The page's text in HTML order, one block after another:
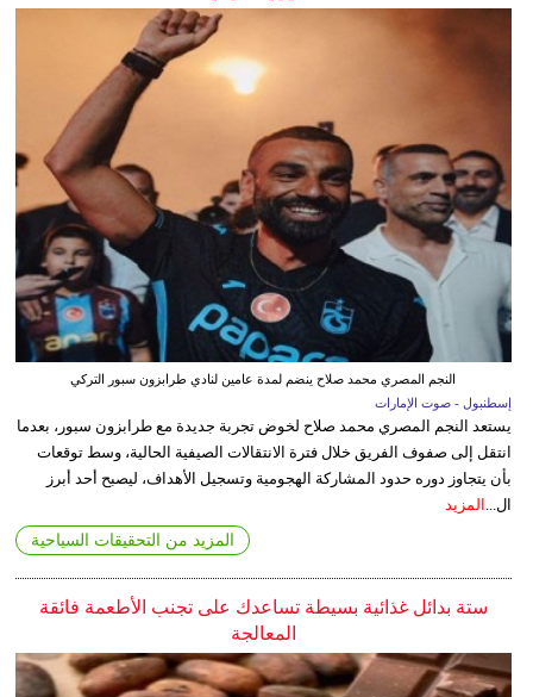
النجم المصري محمد صلاح ينضم لمدة عامين لنادي طرابزون سبور التركي
إسطنبول - صوت الإمارات
يستعد النجم المصري محمد صلاح لخوض تجربة جديدة مع طرابزون سبور، بعدما
انتقل إلى صفوف الفريق خلال فترة الانتقالات الصيفية الحالية، وسط توقعات
بأن يتجاوز دوره حدود المشاركة الهجومية وتسجيل الأهداف، ليصبح أحد أبرز
ال... المزيد
المزيد من التحقيقات السياحية
ستة بدائل غذائية بسيطة تساعدك على تجنب الأطعمة فائقة
المعالجة